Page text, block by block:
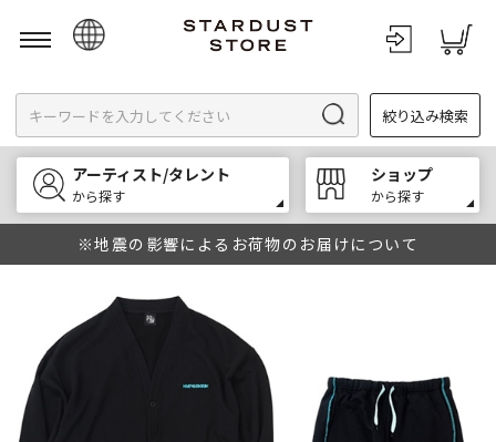
English
한국어
中文
絞り込み検索
アーティスト/タレント
から探す
ショップ
から探す
※地震の影響によるお荷物のお届けについて